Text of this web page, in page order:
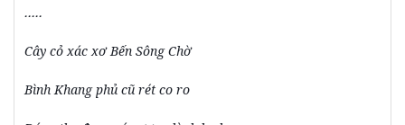
.....
Cây cỏ xác xơ Bến Sông Chờ
Bình Khang phủ cũ rét co ro